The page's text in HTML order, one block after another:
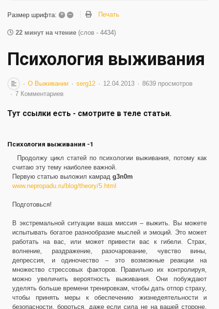
Размер шрифта: + – Печать
22 минут на чтение (слов - 4434)
Психология выживания
О Выживании serg12 12.04.2013
8639 просмотров
7 Комментариев
Тут ссылки есть - смотрите в теле статьи.
Психология выживания -1
Продолжу цикл статей по психологии выживания, потому как
считаю эту тему наиболее важной.
Первую статью выложил камрад g3n0m
www.nepropadu.ru/blog/theory/5.html
Подготовься!
В экстремальной ситуации ваша миссия – выжить. Вы можете
испытывать богатое разнообразие мыслей и эмоций. Это может
работать на вас, или может привести вас к гибели. Страх,
волнение, раздражение, разочарование, чувство вины,
депрессия, и одиночество – это возможные реакции на
множество стрессовых факторов. Правильно их контролируя,
можно увеличить вероятность выживания. Они побуждают
уделять больше времени тренировкам, чтобы дать отпор страху,
чтобы принять меры к обеспечению жизнедеятельности и
безопасности, бороться, даже если сила не на вашей стороне.